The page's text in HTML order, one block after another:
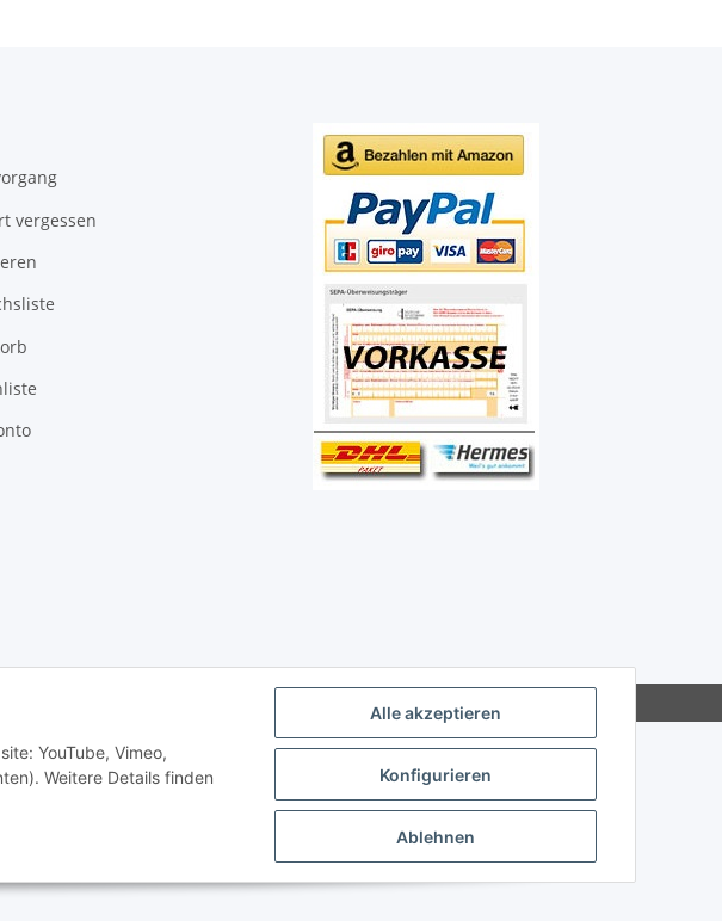
Alle akzeptieren
Konfigurieren
Ablehnen
YouTube, Vimeo,
Weitere Details finden
vergessen